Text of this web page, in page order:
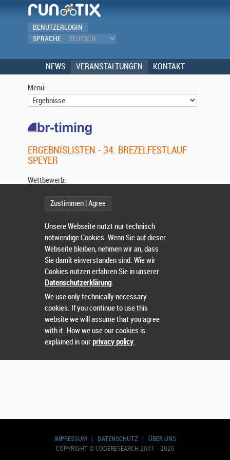
BENUTZERLOGIN
SPRACHE
NEWS VERANSTALTUNGEN KONTAKT
Menü:
ERGEBNISLISTEN - 34. BREZELFESTLAUF
SPEYER
IMPRESSUM| DATENSCHUTZ| ÜBER UNS
COPYRIGHT © CODERESEARCH 2001 - 2026
Wettbewerb:
Wählen Sie einen Wettbewerb.
Zustimmen | Agree
Unsere Webseite nutzt nur technisch
notwendige Cookies. Wenn Sie auf dieser
Webseite bleiben, nehmen wir an, dass
Sie damit einverstanden sind. Wie wir
Cookies nutzen erfahren Sie in unserer
Datenschutzerklärung.
We use only technically necessary
cookies. If you continue to use this
website we will assume that you agree
with it. How we use our cookies is
explained in ourprivacy policy.